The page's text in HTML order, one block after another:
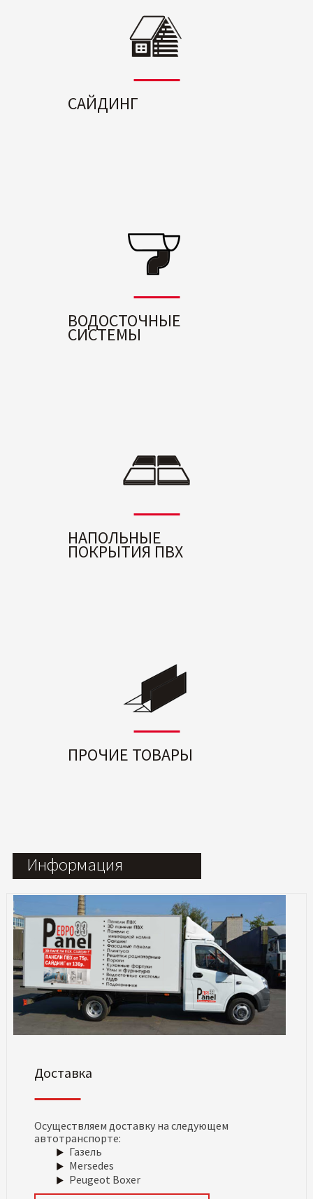
САЙДИНГ
ВОДОСТОЧНЫЕ
СИСТЕМЫ
НАПОЛЬНЫЕ
ПОКРЫТИЯ ПВХ
ПРОЧИЕ ТОВАРЫ
Информация
Доставка
Осуществляем доставку на следующем
автотранспорте:
Газель
Mersedes
Peugeot Boxer